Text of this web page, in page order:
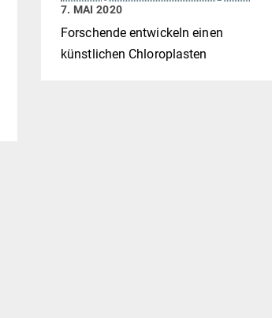
7. MAI 2020
Forschende entwickeln einen
künstlichen Chloroplasten